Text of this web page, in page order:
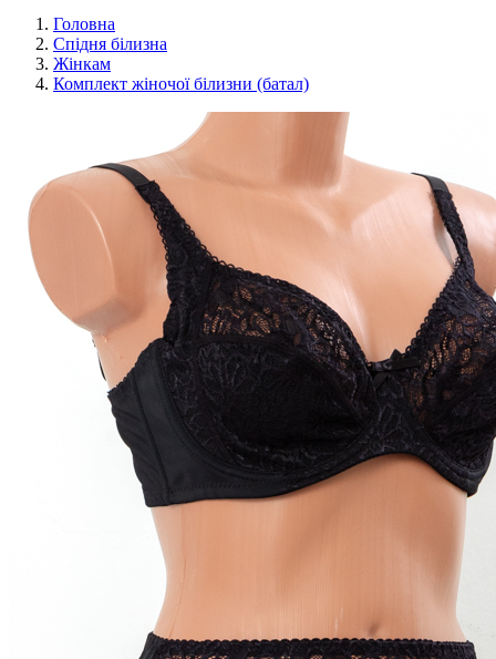
Головна
Спідня білизна
Жінкам
Комплект жіночої білизни (батал)